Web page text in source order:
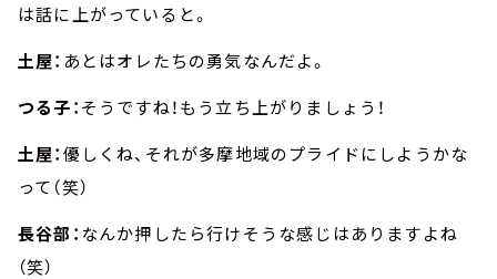
は話に上がっていると。
土屋： あとはオレたちの勇気なんだよ。
つる子：そうですね！もう立ち上がりましょう！
土屋：優しくね、それが多摩地域のプライドにしようかな
って（笑）
長谷部： なんか押したら行けそうな感じはありますよね
（笑）